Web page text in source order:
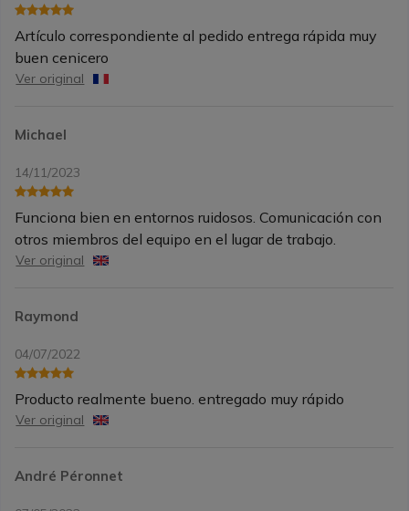
Artículo correspondiente al pedido entrega rápida muy
buen cenicero
Ver original
Michael
14/11/2023
Funciona bien en entornos ruidosos. Comunicación con
otros miembros del equipo en el lugar de trabajo.
Ver original
Raymond
04/07/2022
Producto realmente bueno. entregado muy rápido
Ver original
André Péronnet